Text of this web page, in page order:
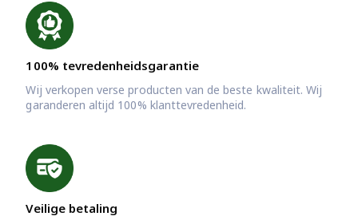
100% tevredenheidsgarantie
Wij verkopen verse producten van de beste kwaliteit. Wij
garanderen altijd 100% klanttevredenheid.
Veilige betaling